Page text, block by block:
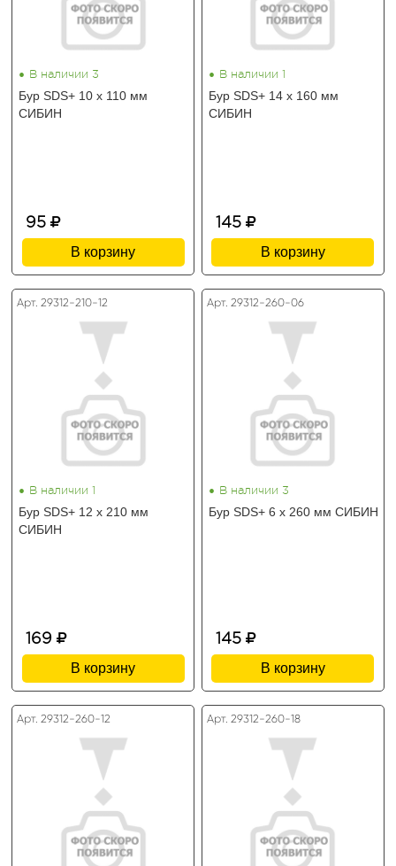
• В наличии 3
Бур SDS+ 10 х 110 мм
СИБИН
95
В корзину
• В наличии 1
Бур SDS+ 14 х 160 мм
СИБИН
145
В корзину
Арт. 29312-210-12
• В наличии 1
Бур SDS+ 12 х 210 мм
СИБИН
169
В корзину
Арт. 29312-260-06
• В наличии 3
Бур SDS+ 6 х 260 мм СИБИН
145
В корзину
Арт. 29312-260-12 Арт. 29312-260-18